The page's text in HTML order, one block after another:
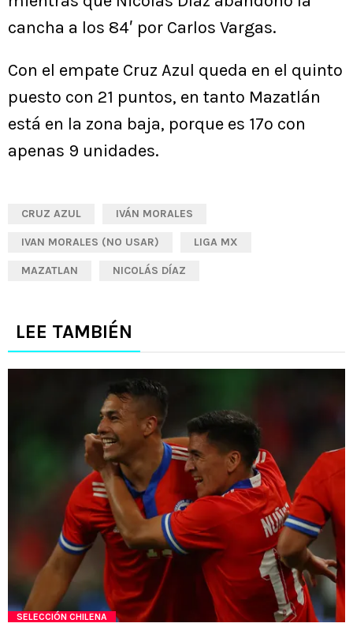
cancha a los 84′ por Carlos Vargas.
Con el empate Cruz Azul queda en el quinto
puesto con 21 puntos, en tanto Mazatlán
está en la zona baja, porque es 17º con
apenas 9 unidades.
CRUZ AZUL IVÁN MORALES
IVAN MORALES (NO USAR) LIGA MX
MAZATLAN NICOLÁS DÍAZ
LEE TAMBIÉN
SELECCIÓN CHILENA